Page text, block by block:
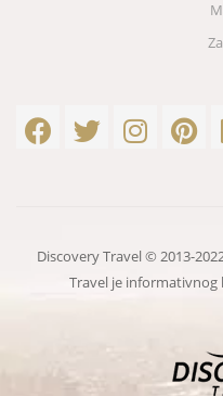
Discovery Travel © 2013-
Travel je informativnog